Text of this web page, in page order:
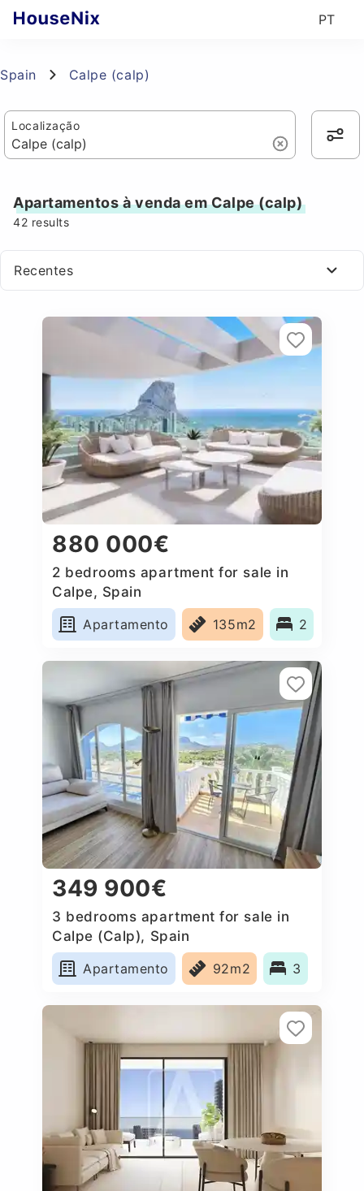
PT
Spain Calpe (calp)
Localização
Apartamentos à venda em Calpe (calp)
42 results
Recentes
880 000€
2 bedrooms apartment for sale in
Calpe, Spain
Apartamento
135m2 2
349 900€
3 bedrooms apartment for sale in
Calpe (Calp), Spain
Apartamento
92m2 3